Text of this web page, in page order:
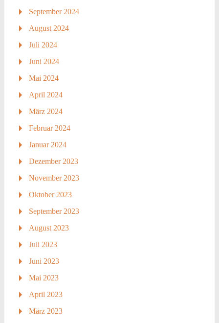
September 2024
August 2024
Juli 2024
Juni 2024
Mai 2024
April 2024
März 2024
Februar 2024
Januar 2024
Dezember 2023
November 2023
Oktober 2023
September 2023
August 2023
Juli 2023
Juni 2023
Mai 2023
April 2023
März 2023